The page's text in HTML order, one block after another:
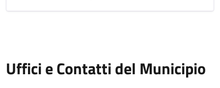
Uffici e Contatti del Municipio